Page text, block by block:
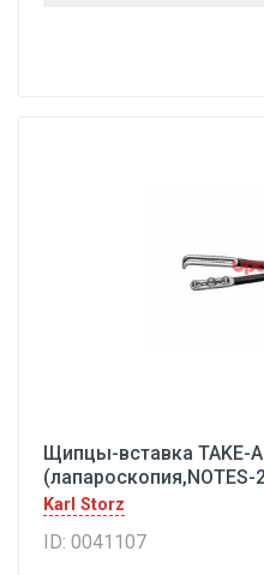
Щипцы-вставка TAKE-
Karl Storz
ID: 0041107